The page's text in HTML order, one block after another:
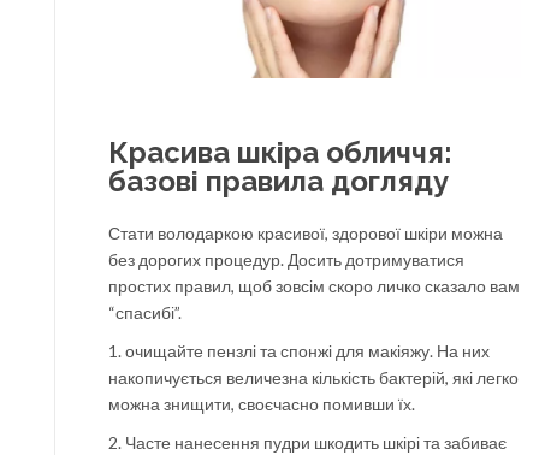
Красива шкіра обличчя:
базові правила догляду
Стати володаркою красивої, здорової шкіри можна
без дорогих процедур. Досить дотримуватися
простих правил, щоб зовсім скоро личко сказало вам
“спасибі”.
1. очищайте пензлі та спонжі для макіяжу. На них
накопичується величезна кількість бактерій, які легко
можна знищити, своєчасно помивши їх.
2. Часте нанесення пудри шкодить шкірі та забиває